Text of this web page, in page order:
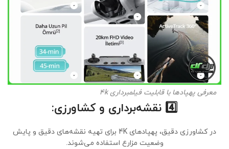
معرفی پهپادها با قابلیت فیلمبرداری 4k
4️⃣ نقشه‌برداری و کشاورزی:
در کشاورزی دقیق، پهپادهای 4K برای تهیه نقشه‌های دقیق و پایش
وضعیت مزارع استفاده می‌شوند.